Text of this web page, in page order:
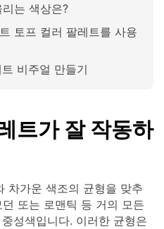
는 색상은?
토프 컬러 팔레트를 사용
비주얼 만들기
트가 잘 작동하
차가운 색조의 균형을 맞추
또는 로맨틱 등 거의 모든
성색입니다. 이러한 균형은